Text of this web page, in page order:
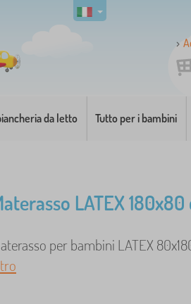
da letto Tutto per i bambini
LATEX 180x80
per bambini LATEX